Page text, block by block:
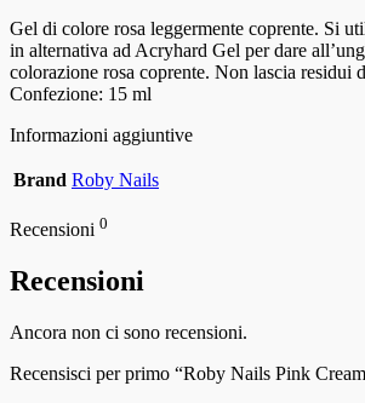
Gel di colore rosa leggermente coprente. Si
in alternativa ad Acryhard Gel per dare
colorazione rosa coprente. Non lascia residui
Confezione: 15 ml
Informazioni aggiuntive
Brand Roby Nails
Recensioni 0
Recensioni
Ancora non ci sono recensioni.
Recensisci per primo “Roby Nails Pink